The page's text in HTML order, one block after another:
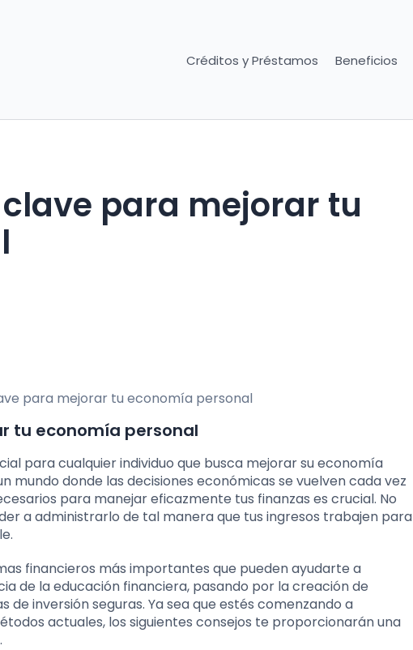
Créditos y Préstamos Beneficios
para mejorar tu
tu economía personal
para cualquier individuo que busca mejorar su economía
mundo donde las decisiones económicas se vuelven cada vez
para manejar eficazmente tus finanzas es crucial. No
a administrarlo de tal manera que tus ingresos trabajen para
financieros más importantes que pueden ayudarte a
de la educación financiera, pasando por la creación de
inversión seguras. Ya sea que estés comenzando a
actuales, los siguientes consejos te proporcionarán una